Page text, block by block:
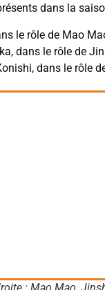
dans la
le rôle de Mao
dans le rôle de
dans le rôle